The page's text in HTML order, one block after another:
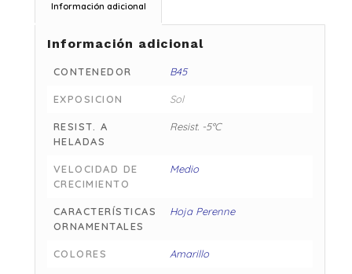
Información adicional
Información adicional
CONTENEDOR B45
EXPOSICION Sol
RESIST. A
HELADAS
Resist. -5°C
VELOCIDAD DE
CRECIMIENTO
Medio
CARACTERÍSTICAS
ORNAMENTALES
Hoja Perenne
COLORES Amarillo